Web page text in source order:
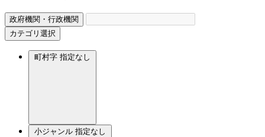
政府機関・行政機関
カテゴリ選択
町村字 指定なし
小ジャンル 指定なし